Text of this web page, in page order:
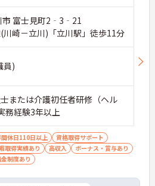
市 富士見町2‐3‐21
川崎－立川)「立川駅」徒歩11分
員)
または介護初任者研修（ヘル
務経験3年以上
休日110日以上
資格取得サポート
取得実績あり 高収入
ボーナス・賞与あり
制度あり